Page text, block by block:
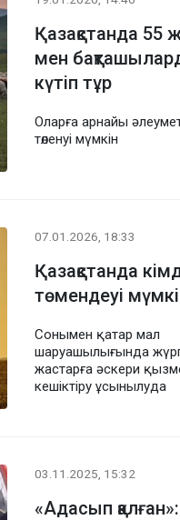
Қазақстанда 55
мен
күтіп тұр
Оларға арнайы
төленуі мүмкін
07.01.2026, 18:33
Қазақстанда
төмендеуі
Сонымен қатар мал
шаруашылығында
жастарға әскери
кешіктіру ұсынылуда
03.11.2025, 15:32
«Адасып